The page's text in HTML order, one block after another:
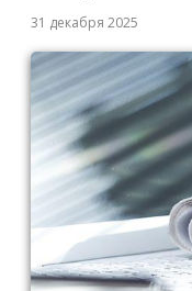
31 декабря 2025